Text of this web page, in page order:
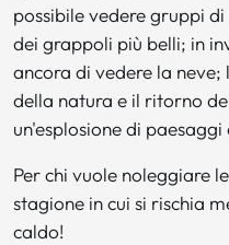
possibile vedere gruppi
dei grappoli più belli; in
ancora di vedere la
della natura e il ritorno
un'esplosione di paesaggi
Per chi vuole noleggiare
stagione in cui si rischia
caldo!